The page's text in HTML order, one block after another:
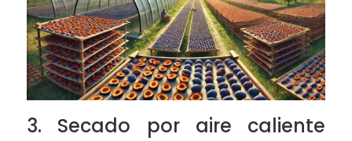
3. Secado por aire caliente